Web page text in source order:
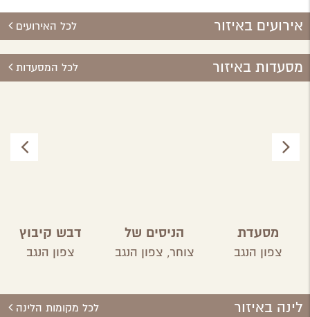
אירועים באיזור לכל האירועים
מסעדות באיזור לכל המסעדות
מסעדת
פטגוניה
צפון הנגב
הניסים של
השף צוחר, צפון הנגב
דבש קיבוץ
ארז
צפון הנגב
לינה באיזור לכל מקומות הלינה